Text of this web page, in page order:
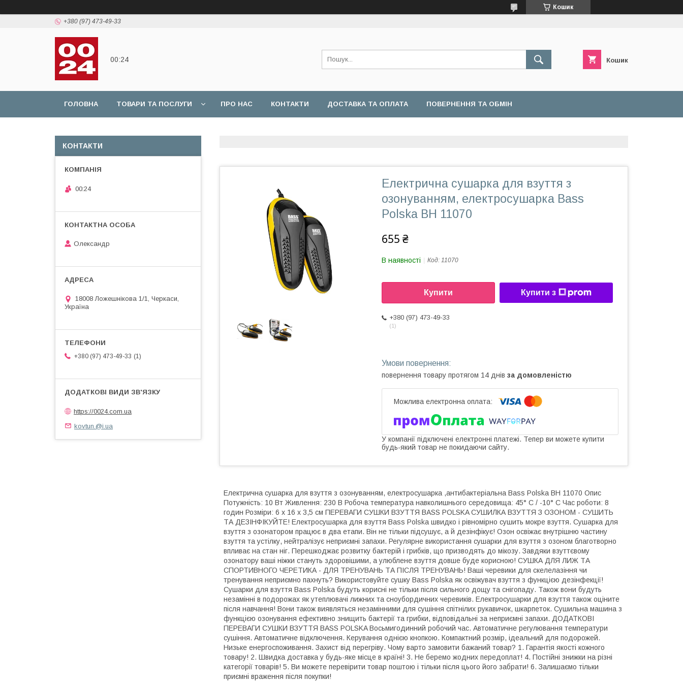
Кошик
+380 (97) 473-49-33
00:24 Кошик
ГОЛОВНА ТОВАРИ ТА ПОСЛУГИ ПРО НАС КОНТАКТИ ДОСТАВКА ТА ОПЛАТА ПОВЕРНЕННЯ ТА ОБМІН
Електрична сушарка для взуття з
озонуванням, електросушарка Bass
Polska BH 11070
655 ₴
В наявності Код: 11070
Купити Купити з
+380 (97) 473-49-33
1
повернення товару протягом 14 днів за домовленістю
У компанії підключені електронні платежі. Тепер ви можете купити
будь-який товар не покидаючи сайту.
Електрична сушарка для взуття з озонуванням, електросушарка ,антибактеріальна Bass Polska BH 11070 Опис
Потужність: 10 Вт Живлення: 230 В Робоча температура навколишнього середовища: 45° C / -10° C Час роботи: 8
годин Розміри: 6 х 16 х 3,5 см ПЕРЕВАГИ СУШКИ ВЗУТТЯ BASS POLSKA СУШИЛКА ВЗУТТЯ З ОЗОНОМ - СУШИТЬ
ТА ДЕЗІНФІКУЙТЕ! Електросушарка для взуття Bass Polska швидко і рівномірно сушить мокре взуття. Сушарка для
взуття з озонатором працює в два етапи. Він не тільки підсушує, а й дезінфікує! Озон освіжає внутрішню частину
взуття та устілку, нейтралізує неприємні запахи. Регулярне використання сушарки для взуття з озоном благотворно
впливає на стан ніг. Перешкоджає розвитку бактерій і грибків, що призводять до мікозу. Завдяки взуттєвому
озонатору ваші ніжки стануть здоровішими, а улюблене взуття довше буде корисною! СУШКА ДЛЯ ЛИЖ ТА
СПОРТИВНОГО ЧЕРЕТИКА - ДЛЯ ТРЕНУВАНЬ ТА ПІСЛЯ ТРЕНУВАНЬ! Ваші черевики для скелелазіння чи
тренування неприємно пахнуть? Використовуйте сушку Bass Polska як освіжувач взуття з функцією дезінфекції!
Сушарки для взуття Bass Polska будуть корисні не тільки після сильного дощу та снігопаду. Також вони будуть
незамінні в подорожах як утеплювачі лижних та сноубордичних черевиків. Електросушарки для взуття також оціните
після навчання! Вони також виявляться незамінними для сушіння спітнілих рукавичок, шкарпеток. Сушильна машина з
функцією озонування ефективно знищить бактерії та грибки, відповідальні за неприємні запахи. ДОДАТКОВІ
ПЕРЕВАГИ СУШКИ ВЗУТТЯ BASS POLSKA Восьмигодинний робочий час. Автоматичне регулювання температури
сушіння. Автоматичне відключення. Керування однією кнопкою. Компактний розмір, ідеальний для подорожей.
Низьке енергоспоживання. Захист від перегріву. Чому варто замовити бажаний товар? 1. Гарантія якості кожного
товару! 2. Швидка доставка у будь-яке місце в країні! 3. Не беремо жодних передоплат! 4. Постійні знижки на різні
категорії товарів! 5. Ви можете перевірити товар поштою і тільки після цього його забрати! 6. Залишаємо тільки
приємні враження після покупки!
КОНТАКТИ
00:24
Олександр
18008 Ложешнікова 1/1, Черкаси,
Україна
+380 (97) 473-49-33 1
https://0024.com.ua
kovtun.@i.ua